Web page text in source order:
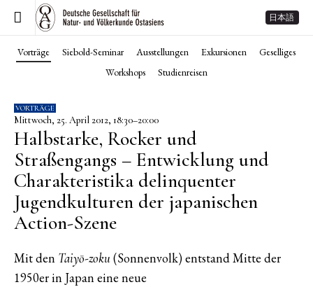
日本語
Vorträge Siebold-Seminar Ausstellungen Exkursionen
Geselliges
Workshops
Studienreisen
VORTRÄGE
Mittwoch, 25. April 2012, 18:30–20:00
Halbstarke, Rocker und
Straßengangs – Entwicklung und
Charakteristika delinquenter
Jugendkulturen der japanischen
Action-Szene
Mit den Taiyō-zoku(Sonnenvolk) entstand Mitte der
1950er in Japan eine neue